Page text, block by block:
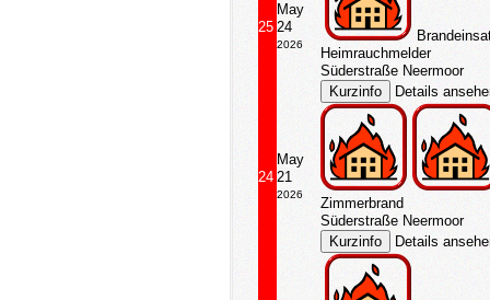
25
May
24
2026
Heimrauchmelder
Süderstraße Neermoor
Details
24
May
21
2026
Zimmerbrand
Süderstraße Neermoor
Details